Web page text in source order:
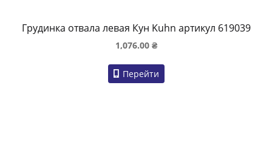
Грудинка отвала левая Кун Kuhn артикул 619039
1,076.00 ₴
Перейти